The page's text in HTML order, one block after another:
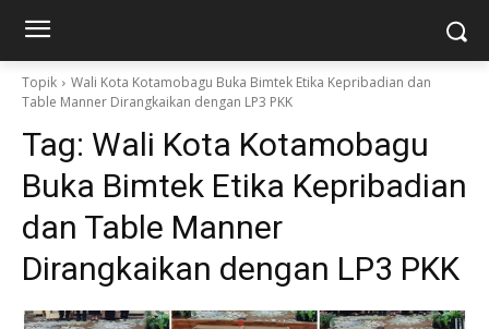
Topik
Wali Kota Kotamobagu Buka Bimtek Etika Kepribadian dan
Table Manner Dirangkaikan dengan LP3 PKK
Tag: Wali Kota Kotamobagu
Buka Bimtek Etika Kepribadian
dan Table Manner
Dirangkaikan dengan LP3 PKK